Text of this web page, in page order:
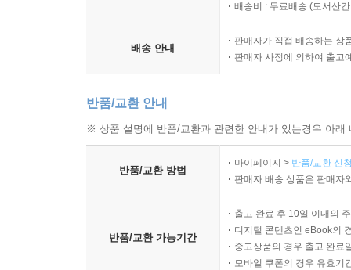
배송비 : 무료배송 (도서산
배송 안내
판매자가 직접 배송하는 상
판매자 사정에 의하여 출고
반품/교환 안내
※ 상품 설명에 반품/교환과 관련한 안내가 있는경우 아
반품/교환 방법
마이페이지 > 반품/교환 신
판매자 배송 상품은 판매자
반품/교환 가능기간
출고 완료 후 10일 이내의
디지털 콘텐츠인 eBook의
중고상품의 경우 출고 완료
모바일 쿠폰의 경우 유효기